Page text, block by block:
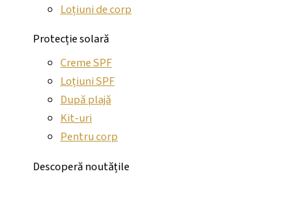
Loțiuni de corp
Protecție solară
Creme SPF
Loțiuni SPF
După plajă
Kit-uri
Pentru corp
Descoperă noutățile